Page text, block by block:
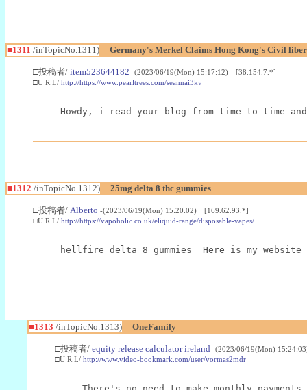
■1311 /inTopicNo.1311) Germany's Merkel Claims Hong Kong's Civil
□投稿者/ item523644182 -(2023/06/19(Mon) 15:17:12) [38.154.7.*]
□U R L/ http://https://www.pearltrees.com/seannai3kv
Howdy, i read your blog from time to time
■1312 /inTopicNo.1312) 25mg delta 8 thc gummies
□投稿者/ Alberto -(2023/06/19(Mon) 15:20:02) [169.62.93.*]
□U R L/ http://https://vapoholic.co.uk/eliquid-range/disposable-vapes/
hellfire delta 8 gummies  Here is my website
■1313 /inTopicNo.1313) OneFamily
□投稿者/ equity release calculator ireland -(2023/06/19(Mon)
□U R L/ http://www.video-bookmark.com/user/vormas2mdr